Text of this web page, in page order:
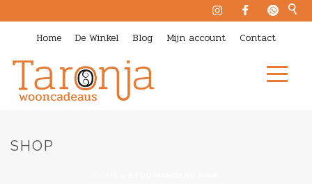
Home De Winkel Blog Mijn account Contact
SHOP